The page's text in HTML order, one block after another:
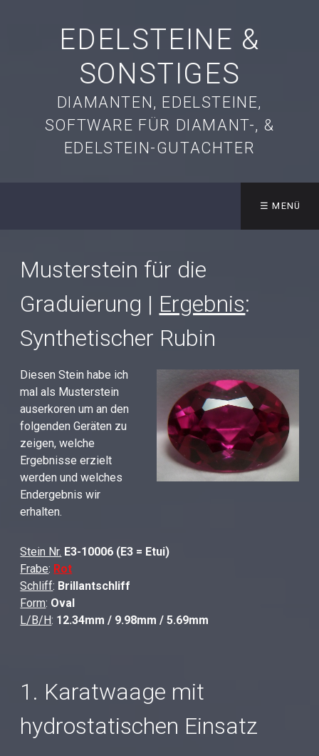
EDELSTEINE &
SONSTIGES
DIAMANTEN, EDELSTEINE,
SOFTWARE FÜR DIAMANT-, &
EDELSTEIN-GUTACHTER
☰ MENÜ
Musterstein für die
Graduierung | Ergebnis:
Synthetischer Rubin
Diesen Stein habe ich
mal als Musterstein
auserkoren um an den
folgenden Geräten zu
zeigen, welche
Ergebnisse erzielt
werden und welches
Endergebnis wir
erhalten.
Stein Nr. E3-10006 (E3 = Etui)
Frabe: Rot
Schliff: Brillantschliff
Form: Oval
L/B/H: 12.34mm / 9.98mm / 5.69mm
1. Karatwaage mit
hydrostatischen Einsatz